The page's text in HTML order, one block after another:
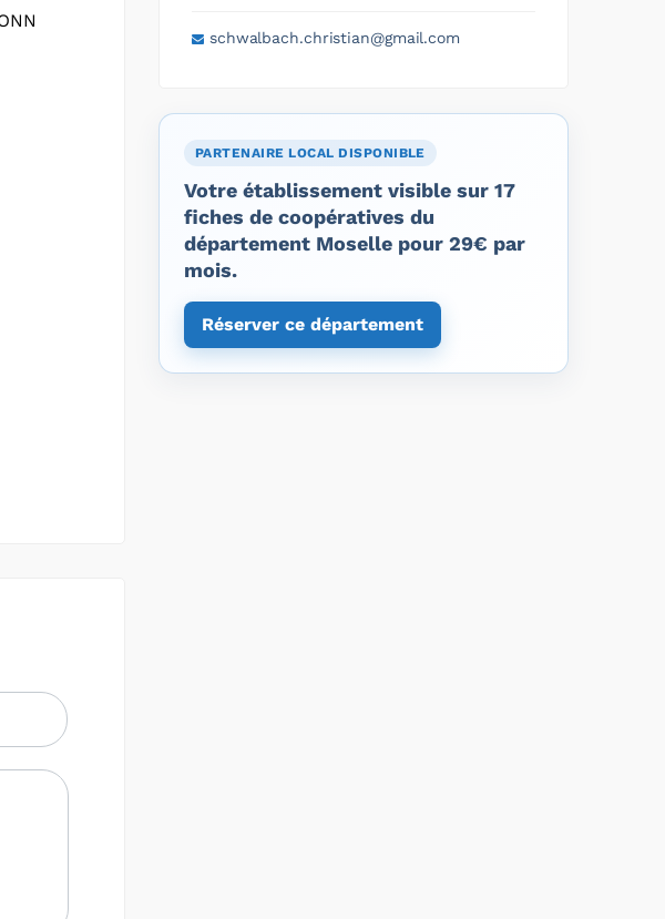
schwalbach.christian@gmail.com
PARTENAIRE LOCAL DISPONIBLE
Votre établissement visible sur 17
fiches de coopératives du
département Moselle pour 29€ par
mois.
Réserver ce département